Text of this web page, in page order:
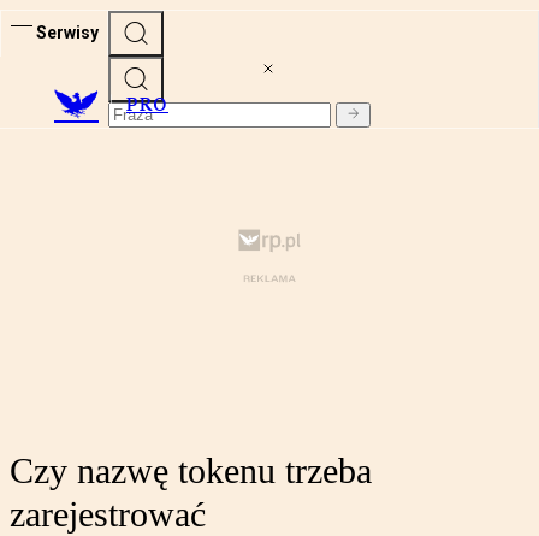
Serwisy
PRO
Czy nazwę tokenu trzeba
zarejestrować